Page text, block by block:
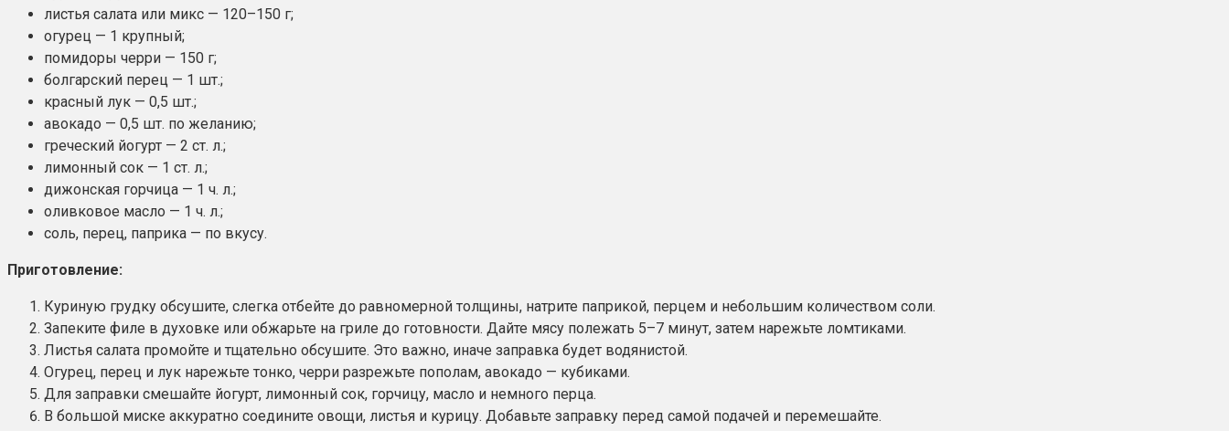
листья салата или микс — 120–150 г;
огурец — 1 крупный;
помидоры черри — 150 г;
болгарский перец — 1 шт.;
красный лук — 0,5 шт.;
авокадо — 0,5 шт. по желанию;
греческий йогурт — 2 ст. л.;
лимонный сок — 1 ст. л.;
дижонская горчица — 1 ч. л.;
оливковое масло — 1 ч. л.;
соль, перец, паприка — по вкусу.
Приготовление:
Куриную грудку обсушите, слегка отбейте до равномерной толщины, натрите паприкой, перцем и небольшим количеством соли.
Запеките филе в духовке или обжарьте на гриле до готовности. Дайте мясу полежать 5–7 минут, затем нарежьте ломтиками.
Листья салата промойте и тщательно обсушите. Это важно, иначе заправка будет водянистой.
Огурец, перец и лук нарежьте тонко, черри разрежьте пополам, авокадо — кубиками.
Для заправки смешайте йогурт, лимонный сок, горчицу, масло и немного перца.
В большой миске аккуратно соедините овощи, листья и курицу. Добавьте заправку перед самой подачей и перемешайте.